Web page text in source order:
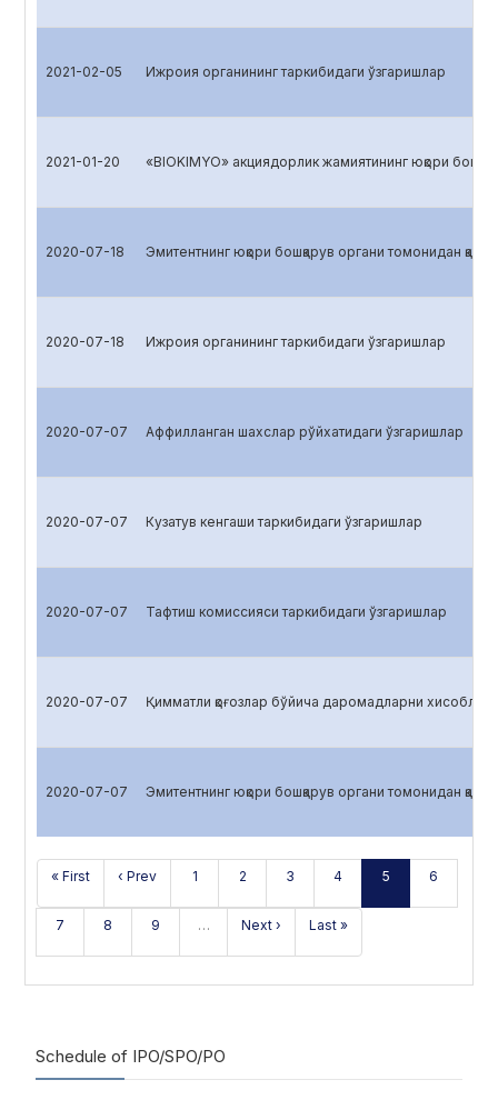
2021-02-05 Ижроия органининг таркибидаги ўзгаришлар
2021-01-20 «BIOKIMYO» акциядорлик жамиятининг юқори
2020-07-18 Эмитентнинг юқори бошқарув органи томонидан қабул
2020-07-18 Ижроия органининг таркибидаги ўзгаришлар
2020-07-07 Аффилланган шахслар рўйхатидаги ўзгаришлар
2020-07-07 Кузатув кенгаши таркибидаги ўзгаришлар
2020-07-07 Тафтиш комиссияси таркибидаги ўзгаришлар
2020-07-07 Қимматли қоғозлар бўйича даромадларни хисоблаш
2020-07-07 Эмитентнинг юқори бошқарув органи томонидан қабул
« First ‹ Prev 1 2 3 4 5 6
7 8 9 … Next › Last »
Schedule of IPO/SPO/PO